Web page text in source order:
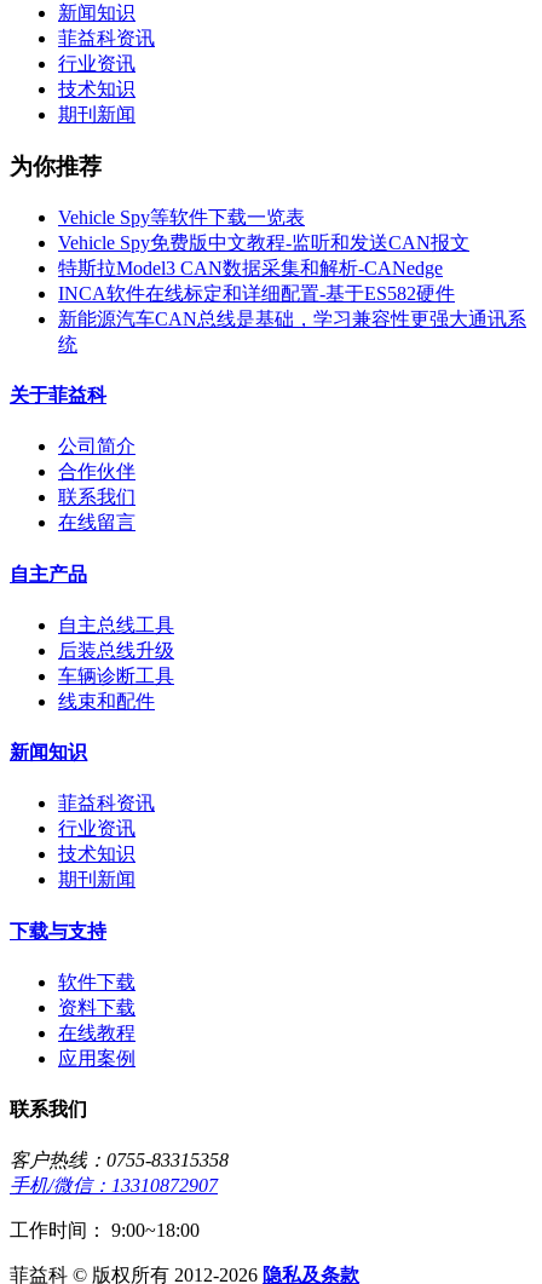
新闻知识
菲益科资讯
行业资讯
技术知识
期刊新闻
为你推荐
Vehicle Spy等软件下载一览表
Vehicle Spy免费版中文教程-监听和发送CAN报文
特斯拉Model3 CAN数据采集和解析-CANedge
INCA软件在线标定和详细配置-基于ES582硬件
新能源汽车CAN总线是基础，学习兼容性更强大通讯系
统
关于菲益科
公司简介
合作伙伴
联系我们
在线留言
自主产品
自主总线工具
后装总线升级
车辆诊断工具
线束和配件
新闻知识
菲益科资讯
行业资讯
技术知识
期刊新闻
下载与支持
软件下载
资料下载
在线教程
应用案例
联系我们
客户热线：0755-83315358
手机/微信：13310872907
工作时间： 9:00~18:00
菲益科 © 版权所有 2012-2026 隐私及条款